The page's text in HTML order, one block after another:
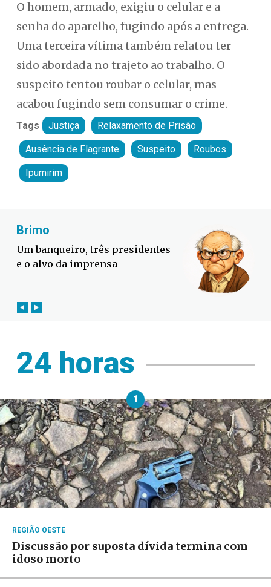
O homem, armado, exigiu o celular e a
senha do aparelho, fugindo após a entrega.
Uma terceira vítima também relatou ter
sido abordada no trajeto ao trabalho. O
suspeito tentou roubar o celular, mas
acabou fugindo sem consumar o crime.
Tags Justiça Relaxamento de Prisão
Ausência de Flagrante Suspeito Roubos
Ipumirim
três presidentes
da imprensa
Fabiano
Defesa Civil
contra o El
24 horas
1
REGIÃO OESTE
Discussão por suposta dívida termina com
idoso morto